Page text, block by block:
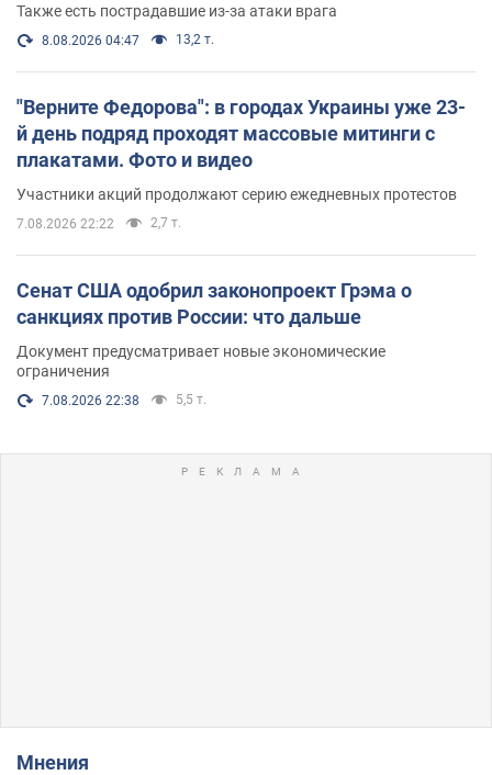
Также есть пострадавшие из-за атаки врага
8.08.2026 04:47 13,2 т.
"Верните Федорова": в городах Украины уже 23-
й день подряд проходят массовые митинги с
плакатами. Фото и видео
Участники акций продолжают серию ежедневных протестов
7.08.2026 22:22 2,7 т.
Сенат США одобрил законопроект Грэма о
санкциях против России: что дальше
Документ предусматривает новые экономические
ограничения
7.08.2026 22:38 5,5 т.
Мнения